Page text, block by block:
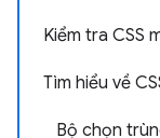
Kiểm tra CSS
Tìm hiểu về
Bộ chọn